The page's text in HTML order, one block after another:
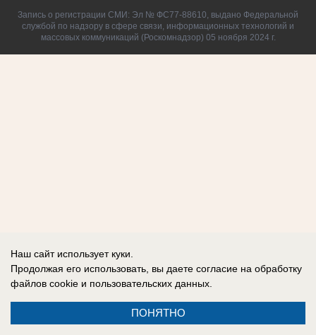
Запись о регистрации СМИ: Эл № ФС77-88610, выдано Федеральной
службой по надзору в сфере связи, информационных технологий и
массовых коммуникаций (Роскомнадзор) 05 ноября 2024 г.
Наш сайт использует куки.
Продолжая его использовать, вы даете согласие на обработку
файлов cookie и пользовательских данных.
ПОНЯТНО